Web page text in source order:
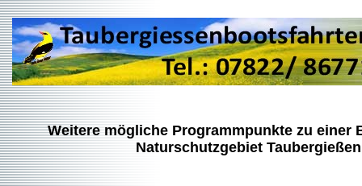
Weitere mögliche Programmpunkte zu einer
Naturschutzgebiet Taubergießen